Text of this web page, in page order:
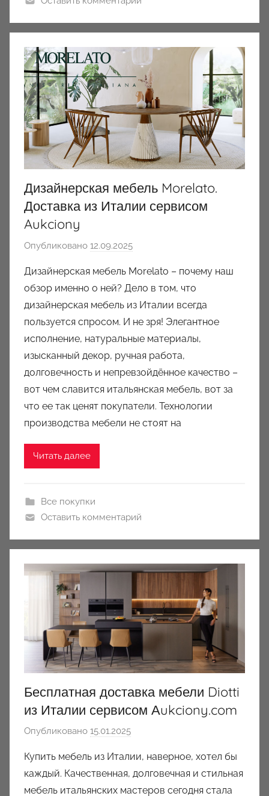
Дизайнерская мебель Morelato.
Доставка из Италии сервисом
Aukciony
Опубликовано 12.09.2025
т
о
р
о
м
a
u
k
c
Дизайнерская мебель Morelato – почему наш
обзор именно о ней? Дело в том, что
дизайнерская мебель из Италии всегда
пользуется спросом. И не зря! Элегантное
исполнение, натуральные материалы,
изысканный декор, ручная работа,
долговечность и непревзойдённое качество –
вот чем славится итальянская мебель, вот за
что ее так ценят покупатели. Технологии
производства мебели не стоят на
Читать далее
Все покупки
Оставить комментарий
Бесплатная доставка мебели Diotti
из Италии сервисом Аukciony.com
Опубликовано 15.01.2025
т
о
р
Купить мебель из Италии, наверное, хотел бы
каждый. Качественная, долговечная и стильная
мебель итальянских мастеров сегодня стала